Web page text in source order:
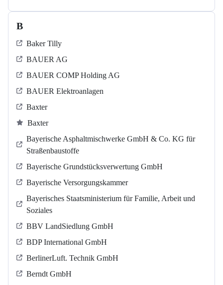
B
Baker Tilly
BAUER AG
BAUER COMP Holding AG
BAUER Elektroanlagen
Baxter
Baxter
Bayerische Asphaltmischwerke GmbH & Co. KG für
Straßenbaustoffe
Bayerische Grundstücksverwertung GmbH
Bayerische Versorgungskammer
Bayerisches Staatsministerium für Familie, Arbeit und
Soziales
BBV LandSiedlung GmbH
BDP International GmbH
BerlinerLuft. Technik GmbH
Berndt GmbH